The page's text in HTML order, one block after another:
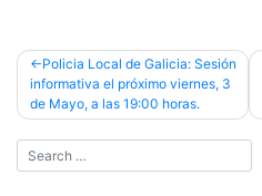
Post
navigation
Policia Local de Galicia: Sesión
informativa el próximo viernes, 3
de Mayo, a las 19:00 horas.